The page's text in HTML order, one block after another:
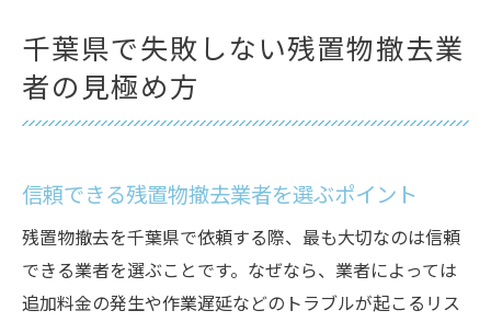
千葉県で失敗しない残置物撤去業
者の見極め方
信頼できる残置物撤去業者を選ぶポイント
残置物撤去を千葉県で依頼する際、最も大切なのは信頼
できる業者を選ぶことです。なぜなら、業者によっては
追加料金の発生や作業遅延などのトラブルが起こるリス
ご相談・お問い合わせはこちら